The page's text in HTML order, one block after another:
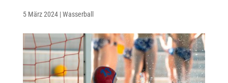
5 März 2024|Wasserball